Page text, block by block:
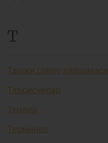
Т
Ташқи савдо айланмаси
Таъсисчилар
Тендер
Терминал